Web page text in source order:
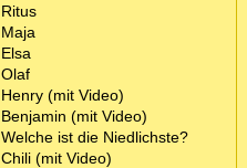
Ritus
Maja
Elsa
Olaf
Henry (mit Video)
Benjamin (mit Video)
Welche ist die Niedlichste?
Chili (mit Video)